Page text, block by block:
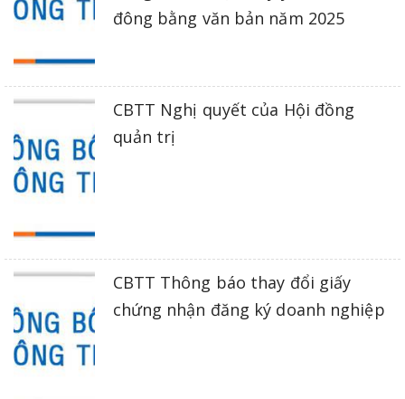
đông bằng văn bản năm 2025
CBTT Nghị quyết của Hội đồng
quản trị
CBTT Thông báo thay đổi giấy
chứng nhận đăng ký doanh nghiệp